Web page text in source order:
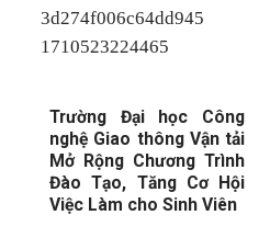
Trường Đại học Công
nghệ Giao thông Vận tải
Mở Rộng Chương Trình
Đào Tạo, Tăng Cơ Hội
Việc Làm cho Sinh Viên